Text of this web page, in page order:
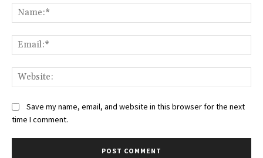
Save my name, email, and website in this browser for the next
time I comment.